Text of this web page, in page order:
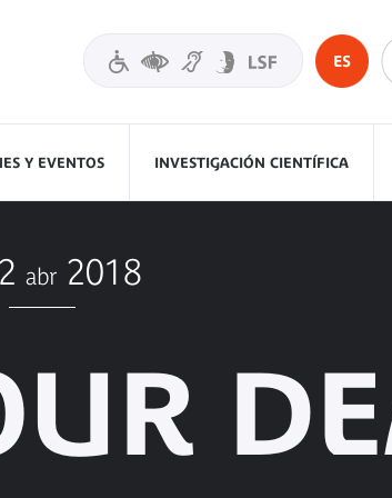
ES
Y EVENTOS INVESTIGACIÓN CIENTÍFICA
abr 2018